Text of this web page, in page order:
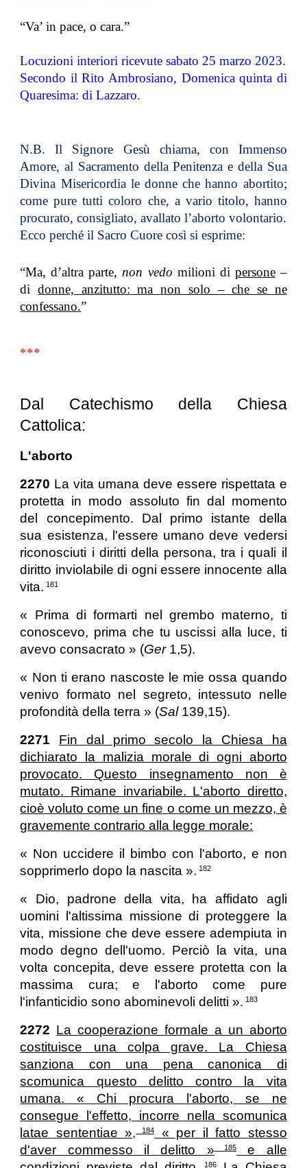
“Va’ in pace, o cara.”
Locuzioni interiori ricevute sabato 25 marzo 2023.
Secondo il Rito Ambrosiano, Domenica quinta di
Quaresima: di Lazzaro.
N.B. Il Signore Gesù chiama, con Immenso
Amore, al Sacramento della Penitenza e della Sua
Divina Misericordia le donne che hanno abortito;
come pure tutti coloro che, a vario titolo, hanno
procurato, consigliato, avallato l’aborto volontario.
Ecco perché il Sacro Cuore così si esprime:
“Ma, d’altra parte, non vedo milioni di persone–
didonne, anzitutto: ma non solo – che se ne
confessano.”
***
Dal Catechismo della Chiesa
Cattolica:
L'aborto
2270 La vita umana deve essere rispettata e
protetta in modo assoluto fin dal momento
del concepimento. Dal primo istante della
sua esistenza, l'essere umano deve vedersi
riconosciuti i diritti della persona, tra i quali il
diritto inviolabile di ogni essere innocente alla
vita. 181
« Prima di formarti nel grembo materno, ti
conoscevo, prima che tu uscissi alla luce, ti
avevo consacrato » (Ger 1,5).
« Non ti erano nascoste le mie ossa quando
venivo formato nel segreto, intessuto nelle
profondità della terra » (Sal 139,15).
2271
Fin dal primo secolo la Chiesa ha
dichiarato la malizia morale di ogni aborto
provocato. Questo insegnamento non è
mutato. Rimane invariabile. L'aborto diretto,
cioè voluto come un fine o come un mezzo, è
gravemente contrario alla legge morale:
« Non uccidere il bimbo con l'aborto, e non
sopprimerlo dopo la nascita ». 182
« Dio, padrone della vita, ha affidato agli
uomini l'altissima missione di proteggere la
vita, missione che deve essere adempiuta in
modo degno dell'uomo. Perciò la vita, una
volta concepita, deve essere protetta con la
massima cura; e l'aborto come pure
l'infanticidio sono abominevoli delitti ». 183
2272 La cooperazione formale a un aborto
costituisce una colpa grave. La Chiesa
sanziona con una pena canonica di
scomunica questo delitto contro la vita
umana. « Chi procura l'aborto, se ne
consegue l'effetto, incorre nella scomunica
latae sententiae », 184
« per il fatto stesso
d'aver commesso il delitto » 185e alle
186